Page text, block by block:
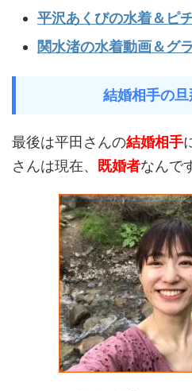
平沢あくびの水着＆ピ
関水渚の水着動画＆グ
結婚相手の旦
最後は平田さんの結婚相手
さんは現在、 既婚者なんで